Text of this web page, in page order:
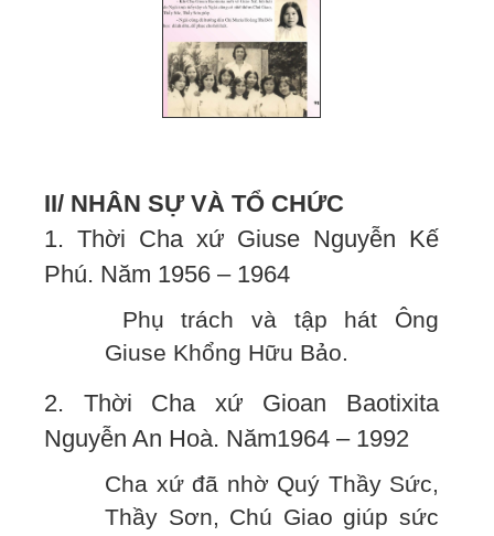
II/ NHÂN SỰ VÀ TỔ CHỨC
1. Thời Cha xứ Giuse Nguyễn Kế
Phú. Năm 1956 – 1964
Phụ trách và tập hát Ông
Giuse Khổng Hữu Bảo.
2. Thời Cha xứ Gioan Baotixita
Nguyễn An Hoà. Năm1964 – 1992
Cha xứ đã nhờ Quý Thầy Sức,
Thầy Sơn, Chú Giao giúp sức